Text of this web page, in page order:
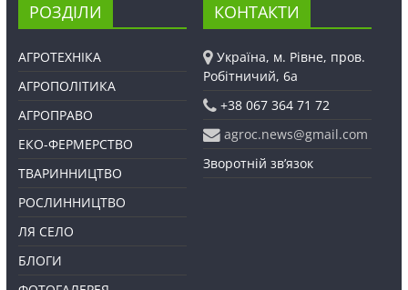
РОЗДІЛИ
АГРОТЕХНІКА
АГРОПОЛІТИКА
АГРОПРАВО
ЕКО-ФЕРМЕРСТВО
ТВАРИННИЦТВО
РОСЛИННИЦТВО
ЛЯ СЕЛО
БЛОГИ
КОНТАКТИ
Україна, м. Рівне, пров.
Робітничий, 6а
+38 067 364 71 72
agroc.news@gmail.com
Зворотній зв’язок